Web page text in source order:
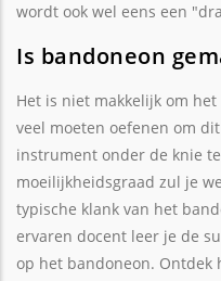
wordt ook wel eens een
Is bandoneon
Het is niet makkelijk om
veel moeten oefenen om
instrument onder de knie
moeilijkheidsgraad zul je
typische klank van het
ervaren docent leer je de
op het bandoneon. Ontdek